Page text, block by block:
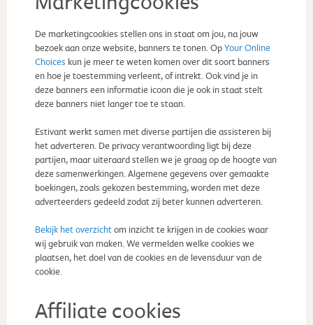
De marketingcookies stellen ons in staat om jou, na jouw
bezoek aan onze website, banners te tonen. OpYour Online
Choices kun je meer te weten komen over dit soort banners
en hoe je toestemming verleent, of intrekt. Ook vind je in
deze banners een informatie icoon die je ook in staat stelt
deze banners niet langer toe te staan.
Estivant werkt samen met diverse partijen die assisteren bij
het adverteren. De privacy verantwoording ligt bij deze
partijen, maar uiteraard stellen we je graag op de hoogte van
deze samenwerkingen. Algemene gegevens over gemaakte
boekingen, zoals gekozen bestemming, worden met deze
adverteerders gedeeld zodat zij beter kunnen adverteren.
Bekijk het overzichtom inzicht te krijgen in de cookies waar
wij gebruik van maken. We vermelden welke cookies we
plaatsen, het doel van de cookies en de levensduur van de
cookie.
Affiliate cookies